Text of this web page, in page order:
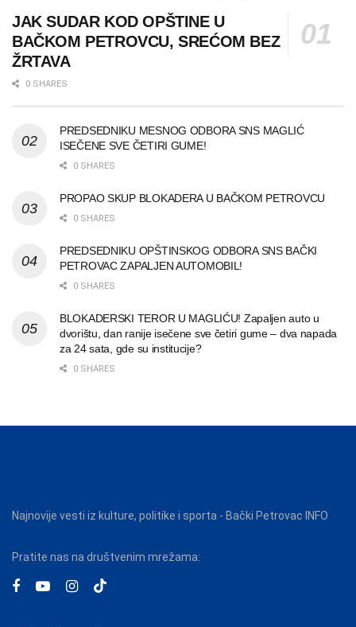
JAK SUDAR KOD OPŠTINE U
BAČKOM PETROVCU, SREĆOM BEZ
ŽRTAVA
0 SHARES
PREDSEDNIKU MESNOG ODBORA SNS MAGLIĆ
ISEČENE SVE ČETIRI GUME!
0 SHARES
PROPAO SKUP BLOKADERA U BAČKOM PETROVCU
0 SHARES
PREDSEDNIKU OPŠTINSKOG ODBORA SNS BAČKI
PETROVAC ZAPALJEN AUTOMOBIL!
0 SHARES
BLOKADERSKI TEROR U MAGLIĆU! Zapaljen auto u
dvorištu, dan ranije isečene sve četiri gume – dva napada
za 24 sata, gde su institucije?
0 SHARES
Najnovije vesti iz kulture, politike i sporta - Bački Petrovac INFO
Pratite nas na društvenim mrežama: